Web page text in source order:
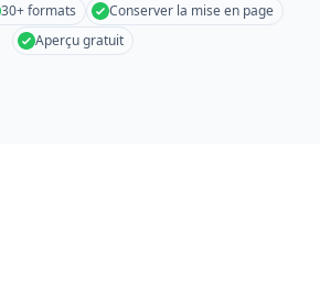
30+ formats
Conserver la mise en page
Aperçu gratuit